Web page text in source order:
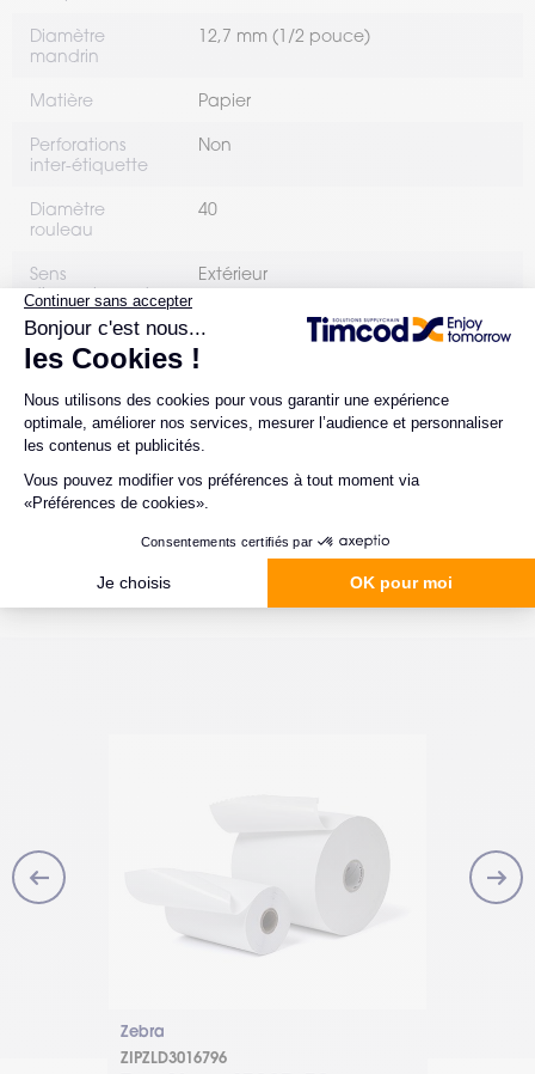
Diamètre
mandrin
12,7 mm (1/2 pouce)
Matière Papier
Perforations
inter-étiquette
Non
Diamètre
rouleau
40
Sens
d'enroulement
Extérieur
Nombre de
rouleaux par
50
ERGONOMIE
Conditionnement
Zebra
ZIPZLD3016796